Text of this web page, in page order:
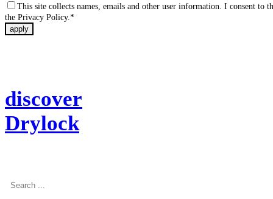
This site collects names, emails and other user information. I consent to
the Privacy Policy.*
apply
discover
Drylock
Search
...